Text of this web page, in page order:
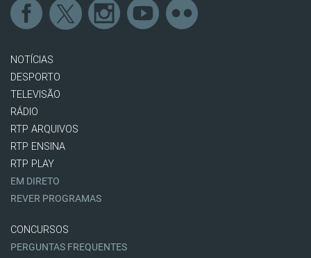
NOTÍCIAS
DESPORTO
TELEVISÃO
RÁDIO
RTP ARQUIVOS
RTP ENSINA
RTP PLAY
EM DIRETO
REVER PROGRAMAS
CONCURSOS
PERGUNTAS FREQUENTES